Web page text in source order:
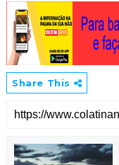
Share This